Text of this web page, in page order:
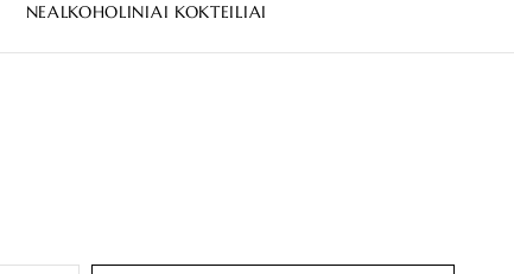
NEALKOHOLINIAI KOKTEILIAI